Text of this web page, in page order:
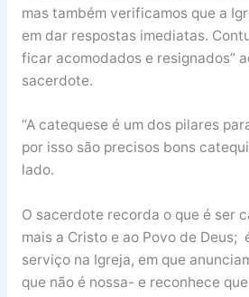
mas também verificamos que a
em dar respostas imediatas.
ficar acomodados e resignados”
sacerdote.
“A catequese é um dos pilares
por isso são precisos bons
lado.
O sacerdote recorda o que é ser
mais a Cristo e ao Povo de Deus;
serviço na Igreja, em que
que não é nossa- e reconhece que